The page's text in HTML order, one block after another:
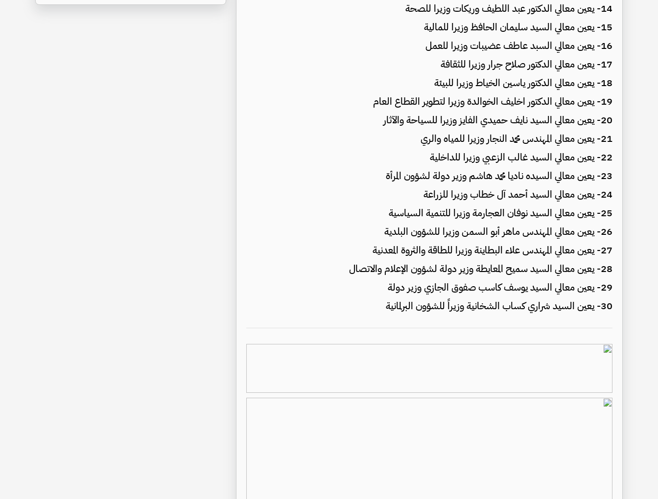
14- يعين معالي الدكتور عبد اللطيف وريكات وزيرا للصحة
15- يعين معالي السيد سليمان الحافظ وزيرا للمالية
16- يعين معالي السبد عاطف عضيبات وزيرا للعمل
17- يعين معالي الدكتور صلاح جرار وزيرا للثقافة
18- يعين معالي الدكتور ياسين الخياط وزيرا للبيئة
19- يعين معالي الدكتور اخليف الخوالدة وزيرا لتطوير القطاع العام
20- يعين معالي السيد نايف حميدي الفايز وزيرا للسياحة والآثار
21- يعين معالي المهندس محمد النجار وزيرا للمياه والري
22- يعين معالي السيد غالب الزعبي وزيرا للداخلية
23- يعين معالي السيده ناديا محمد هاشم وزير دولة لشؤون المرأة
24- يعين معالي السيد أحمد آل خطاب وزيرا للزراعة
25- يعين معالي السيد نوفان العجارمة وزيرا للتنمية السياسية
26- يعين معالي المهندس ماهر أبو السمن وزيرا للشؤون البلدية
27- يعين معالي المهندس علاء البطاينة وزيرا للطاقة والثروة المعدنية
28- يعين معالي السيد سميح المعايطة وزير دولة لشؤون الإعلام والاتصال
29- يعين معالي السيد يوسف كاسب صفوق الجازي وزير دولة
30- يعين السيد شراري كساب الشخانية وزيراً للشؤون البرلمانية